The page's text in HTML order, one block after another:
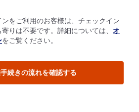
をご利用のお客様は、チェックイン
りは不要です。詳細については、 オ
をご覧ください。
続きの流れを確認する